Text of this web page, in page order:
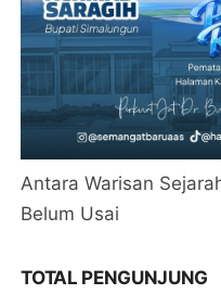
Antara Warisan
Belum Usai
TOTAL PENGUNJUNG